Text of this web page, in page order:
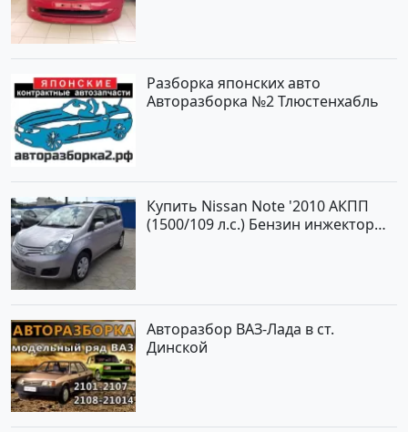
Разборка японских авто
Авторазборка №2 Тлюстенхабль
Купить Nissan Note '2010 АКПП
(1500/109 л.с.) Бензин инжектор
Авторазбор ВАЗ-Лада в ст.
Динской